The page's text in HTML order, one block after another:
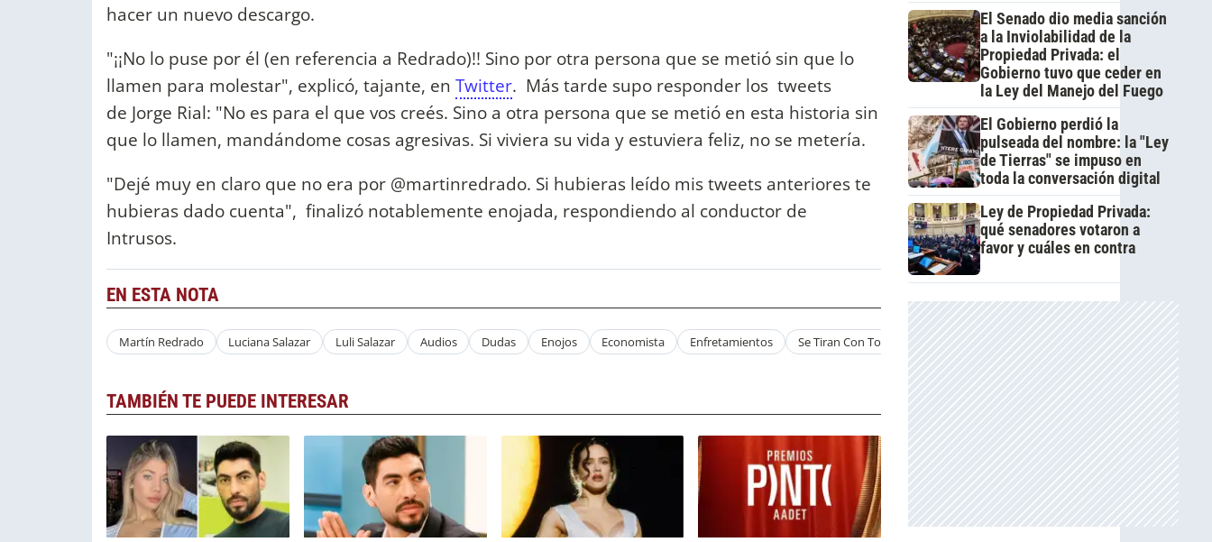
hacer un nuevo descargo.
"¡¡No lo puse por él (en referencia a Redrado)!! Sino por otra persona que se metió sin que lo
llamen para molestar", explicó, tajante, en Twitter. Más tarde supo responder los tweets
de Jorge Rial: "No es para el que vos creés. Sino a otra persona que se metió en esta historia sin
que lo llamen, mandándome cosas agresivas. Si viviera su vida y estuviera feliz, no se metería.
"Dejé muy en claro que no era por @martinredrado. Si hubieras leído mis tweets anteriores te
hubieras dado cuenta", finalizó notablemente enojada, respondiendo al conductor de
Intrusos.
EN ESTA NOTA
Martín Redrado Luciana Salazar Luli Salazar Audios Dudas Enojos Economista Enfretamientos Se Tiran Con Todo Fuertes
TAMBIÉN TE PUEDE INTERESAR
El Senado dio media sanción
a la Inviolabilidad de la
Propiedad Privada: el
Gobierno tuvo que ceder en
la Ley del Manejo del Fuego
El Gobierno perdió la
pulseada del nombre: la "Ley
de Tierras" se impuso en
toda la conversación digital
Ley de Propiedad Privada:
qué senadores votaron a
favor y cuáles en contra